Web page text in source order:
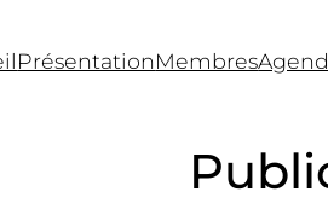
des
du CNRS, ENS et du
PrésentationMembres